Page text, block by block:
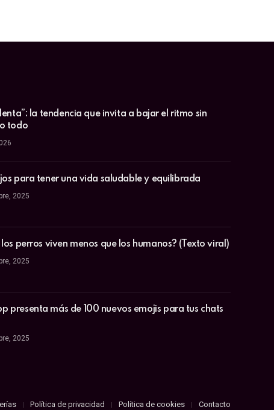
la tendencia que invita a bajar el ritmo sin
todo
para tener una vida saludable y equilibrada
2025
los perros viven menos que los humanos? (Texto viral)
2025
presenta más de 100 nuevos emojis para tus chats
2025
Política de privacidad Política de cookies Contacto